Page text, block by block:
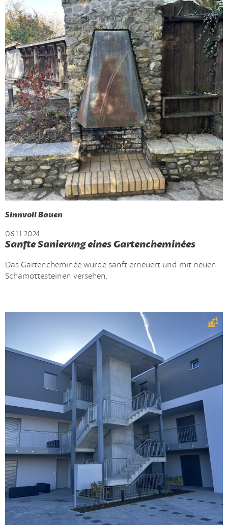
Sinnvoll Bauen
06.11.2024
Sanfte Sanierung eines Gartencheminées
Das Gartencheminée wurde sanft erneuert und mit neuen
Schamottesteinen versehen.